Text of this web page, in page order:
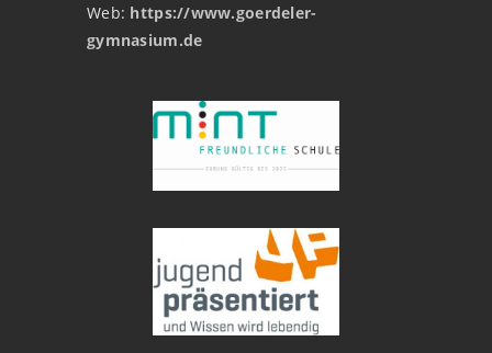
Web: https://www.goerdeler-
gymnasium.de